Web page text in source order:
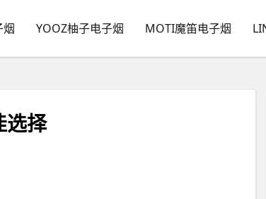
烟 YOOZ柚子电子烟 MOTI魔笛电子烟
选择